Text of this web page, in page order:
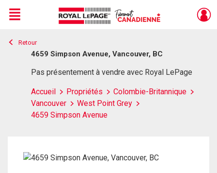
Live
En Direct
Menu
Retour
4659 Simpson Avenue, Vancouver, BC
Pas présentement à vendre avec Royal LePage
Accueil Propriétés
Colombie-Britannique
Vancouver
West Point Grey
4659 Simpson Avenue